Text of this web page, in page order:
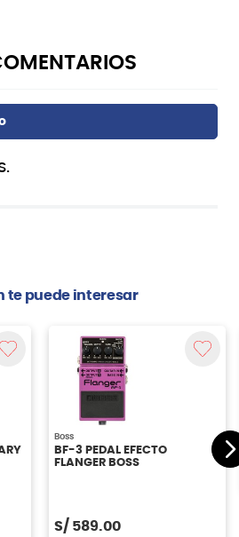
te puede interesar
Boss
BF-3 PEDAL EFECTO
FLANGER BOSS
S/ 589.00